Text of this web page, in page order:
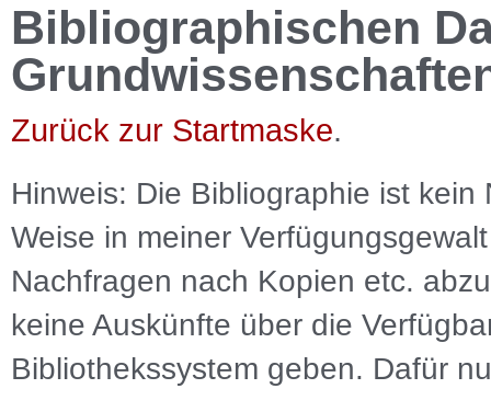
Bibliographischen
Zurück zur Startmaske.
Hinweis: Die Bibliographie ist kein
Weise in meiner
Nachfragen nach Kopien etc.
keine Auskünfte über die
Bibliothekssystem geben. Dafür